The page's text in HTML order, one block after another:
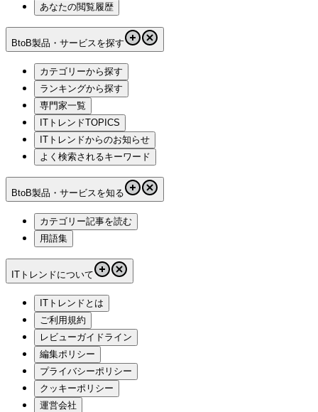
あなたの閲覧履歴
BtoB製品・サービスを探す
カテゴリーから探す
ランキングから探す
専門家一覧
ITトレンドTOPICS
ITトレンドからのお知らせ
よく検索されるキーワード
BtoB製品・サービスを知る
カテゴリー記事を読む
用語集
ITトレンドについて
ITトレンドとは
ご利用規約
レビューガイドライン
編集ポリシー
プライバシーポリシー
クッキーポリシー
運営会社